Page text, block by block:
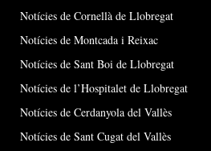
Notícies de Cornellà de Llobregat
Notícies de Montcada i Reixac
Notícies de Sant Boi de Llobregat
Notícies de l’Hospitalet de Llobregat
Notícies de Cerdanyola del Vallès
Notícies de Sant Cugat del Vallès